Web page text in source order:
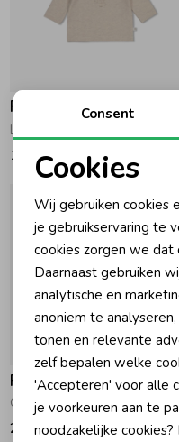
Feetje
15,99
Feetje
21,99
Noodzakelijke
Personalisatie
Analytische
Marketing cookies
Consent
Cookies
Wij gebruiken cookies
je gebruikservaring te
cookies zorgen we
Daarnaast gebruiken
analytische en
anoniem te
tonen en relevante
zelf bepalen welke
'Accepteren' voor alle
je voorkeuren aan te
noodzakelijke